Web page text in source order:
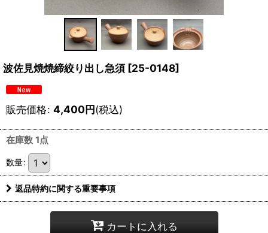
波佐見焼焼締絞り出し急須 [25-0148]
販売価格: 4,400円(税込)
在庫数 1点
数量:
返品特約に関する重要事項
カートに入れる